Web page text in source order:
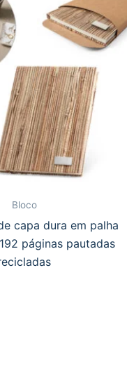
Bloco
capa dura em palha
páginas pautadas